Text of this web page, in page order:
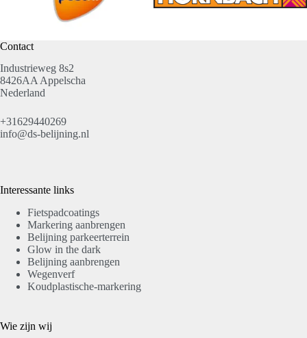
Contact
Industrieweg 8s2
8426AA Appelscha
Nederland
+31629440269
info@ds-belijning.nl
Interessante links
Fietspadcoatings
Markering aanbrengen
Belijning parkeerterrein
Glow in the dark
Belijning aanbrengen
Wegenverf
Koudplastische-markering
Wie zijn wij